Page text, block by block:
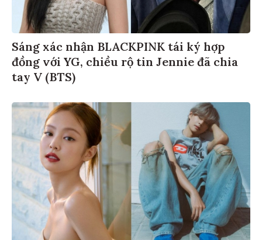
Sáng xác nhận BLACKPINK tái ký hợp
đồng với YG, chiều rộ tin Jennie đã chia
tay V (BTS)